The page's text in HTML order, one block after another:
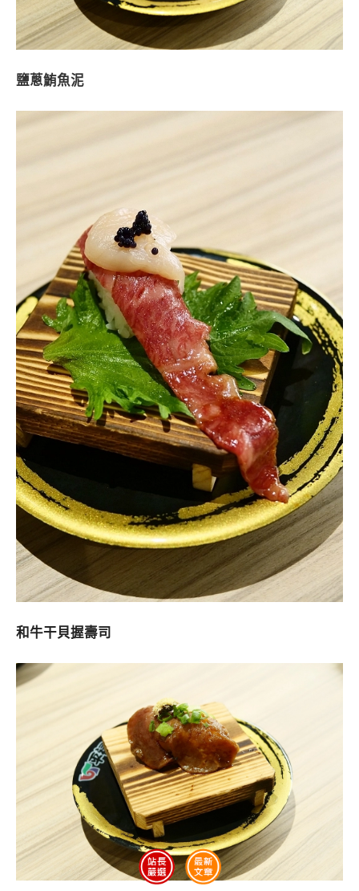
鹽蔥鮪魚泥
和牛干貝握壽司